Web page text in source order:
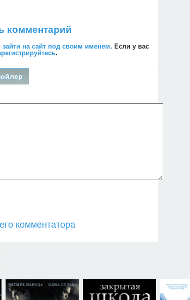
комментарий
зайти на сайт под своим именем. Если у вас
.
комментатора